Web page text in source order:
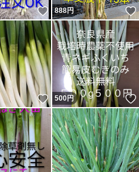
いいね！
888円
いいね！
500円